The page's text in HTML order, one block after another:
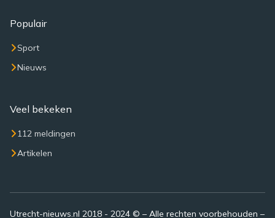
Populair
Sport
Nieuws
Veel bekeken
112 meldingen
Artikelen
Utrecht-nieuws.nl 2018 - 2024 © – Alle rechten voorbehouden –